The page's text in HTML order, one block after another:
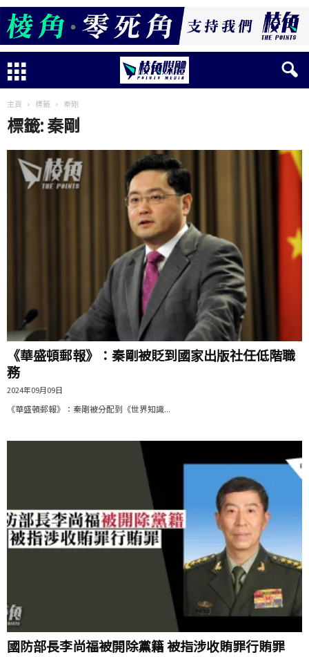
主頁 標籤 秦剛
標籤: 秦剛
《華盛頓郵報》：秦剛被貶到國家出版社任低階職
務
2024年09月09日
《華盛頓郵報》：秦剛被分配到《世界知識...
國防部長李尚福被開除黨籍 被指涉收賄罪行賄罪